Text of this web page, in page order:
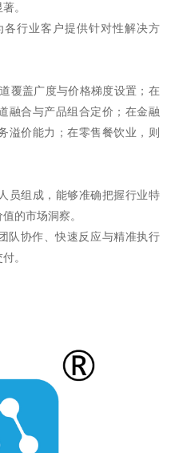
。
行业客户提供针对性解决方
覆盖广度与价格梯度设置；在
融合与产品组合定价；在金融
溢价能力；在零售餐饮业，则
员组成，能够准确把握行业特
的市场洞察。
队协作、快速反应与精准执行
。